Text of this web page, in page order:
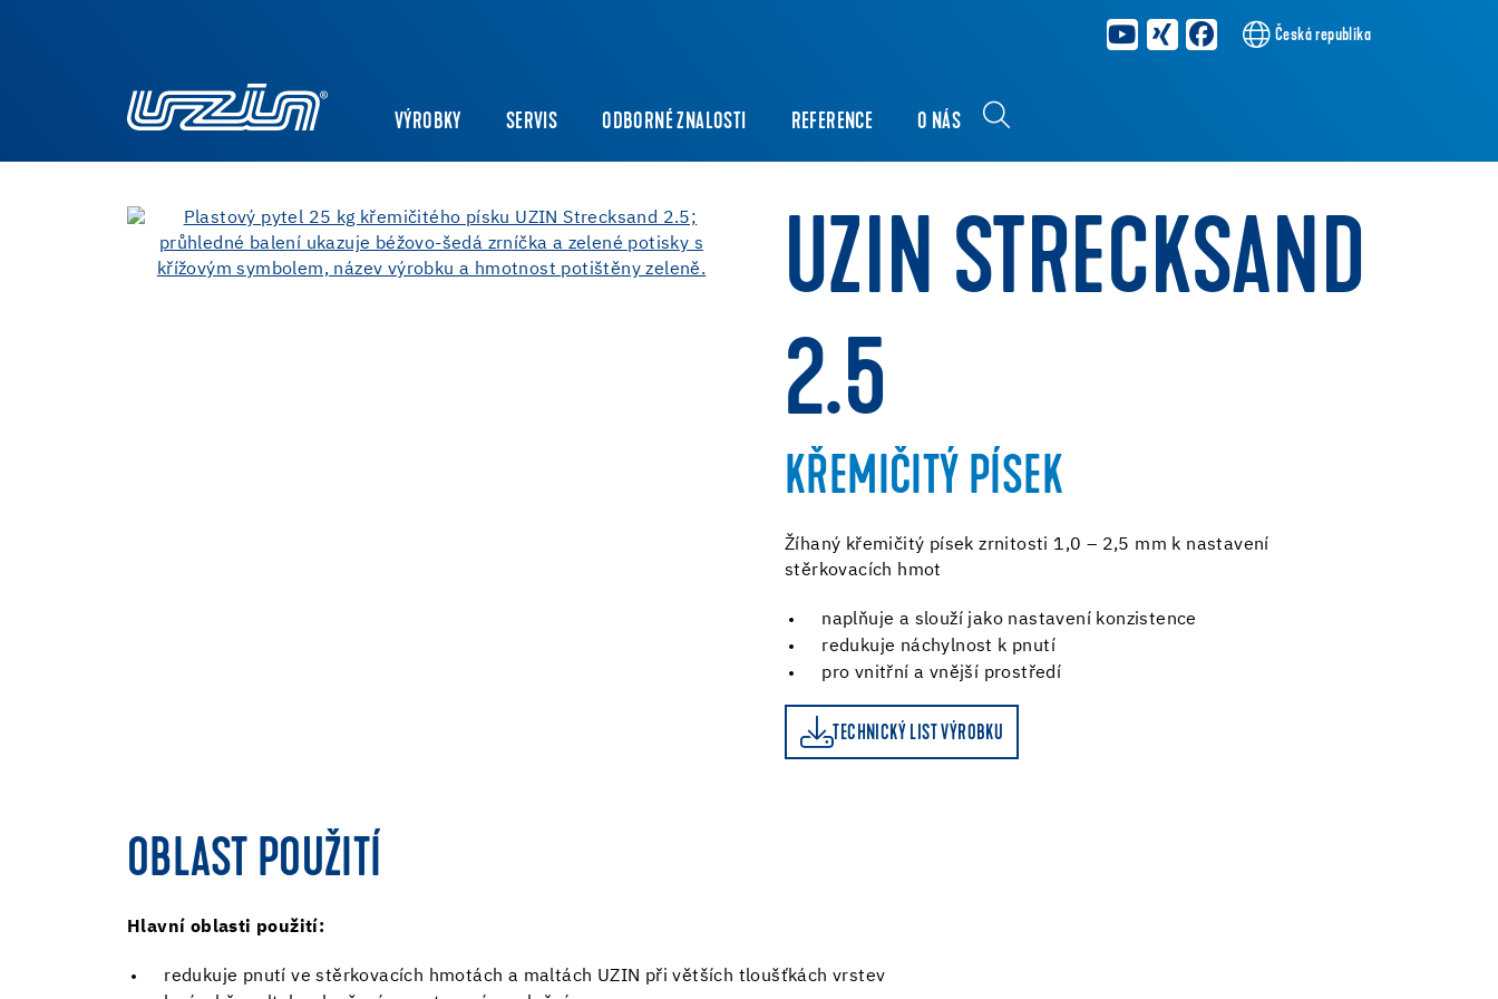
Česká republika
VÝROBKY SERVIS ODBORNÉ ZNALOSTI REFERENCE O NÁS
UZIN STRECKSAND
2.5
KŘEMIČITÝ PÍSEK
Žíhaný křemičitý písek zrnitosti 1,0 – 2,5 mm k nastavení
stěrkovacích hmot
naplňuje a slouží jako nastavení konzistence
redukuje náchylnost k pnutí
pro vnitřní a vnější prostředí
TECHNICKÝ LIST VÝROBKU
OBLAST POUŽITÍ
Hlavní oblasti použití:
redukuje pnutí ve stěrkovacích hmotách a maltách UZIN při větších tloušťkách vrstev